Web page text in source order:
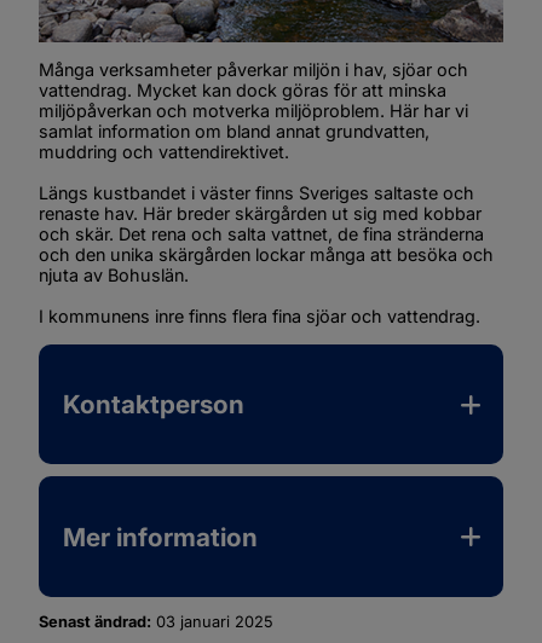
Många verksamheter påverkar miljön i hav, sjöar och
vattendrag. Mycket kan dock göras för att minska
miljöpåverkan och motverka miljöproblem. Här har vi
samlat information om bland annat grundvatten,
muddring och vattendirektivet.
Längs kustbandet i väster finns Sveriges saltaste och
renaste hav. Här breder skärgården ut sig med kobbar
och skär. Det rena och salta vattnet, de fina stränderna
och den unika skärgården lockar många att besöka och
njuta av Bohuslän.
I kommunens inre finns flera fina sjöar och vattendrag.
Kontaktperson
Mer information
Senast ändrad: 03 januari 2025